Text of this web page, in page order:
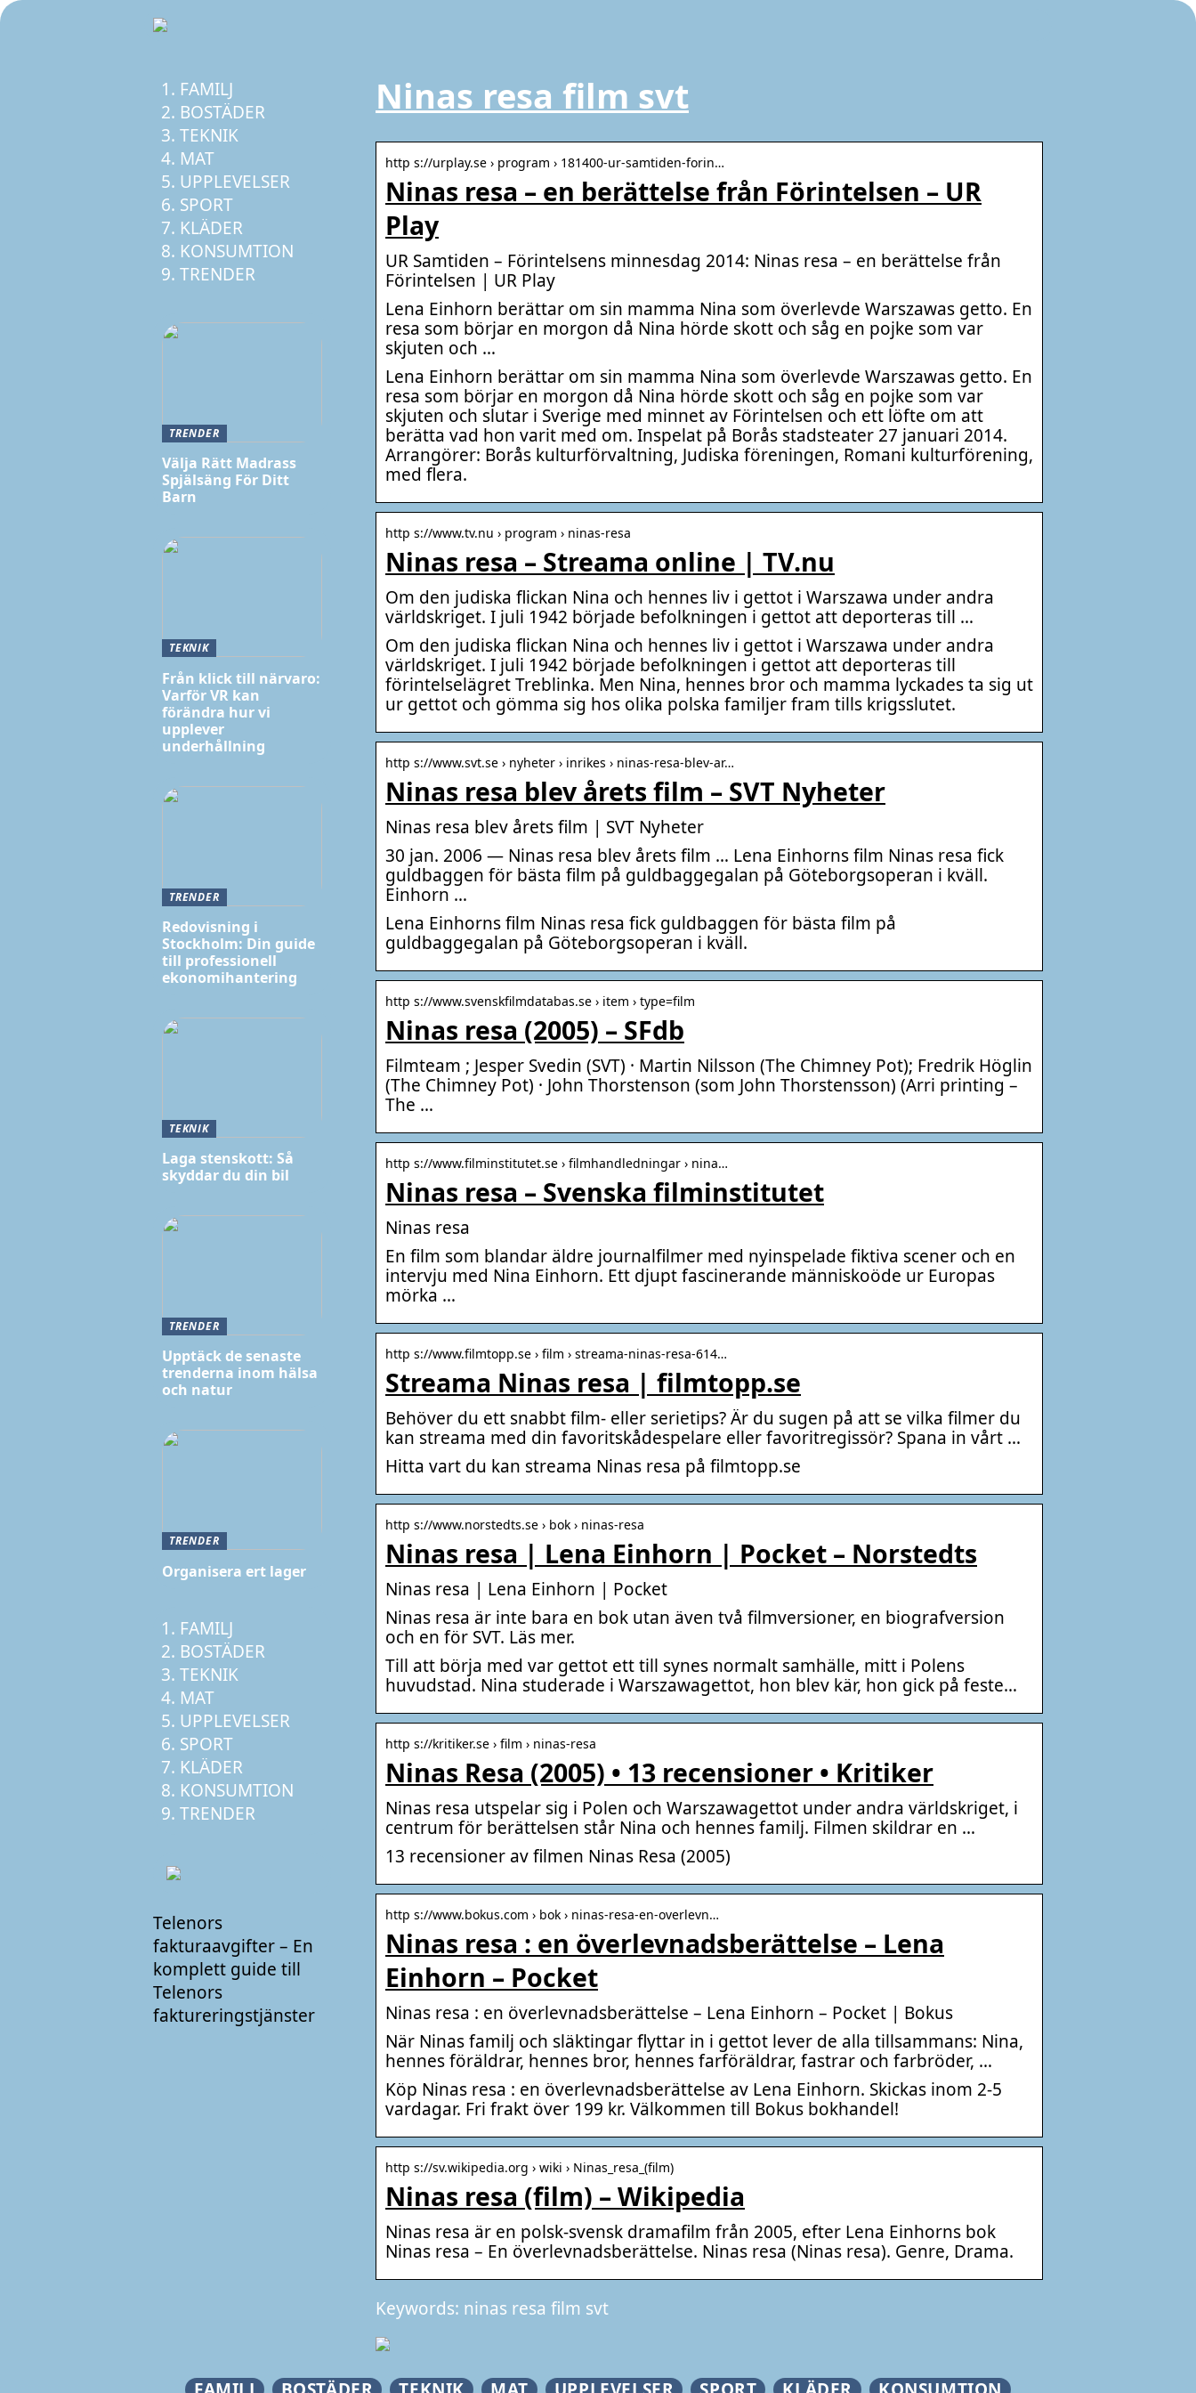
Ninas resa film svt
http s://urplay.se › program › 181400-ur-samtiden-forin…
Ninas resa – en berättelse från Förintelsen – UR
Play
UR Samtiden – Förintelsens minnesdag 2014: Ninas resa – en berättelse från
Förintelsen | UR Play
Lena Einhorn berättar om sin mamma Nina som överlevde Warszawas getto. En
resa som börjar en morgon då Nina hörde skott och såg en pojke som var
skjuten och …
Lena Einhorn berättar om sin mamma Nina som överlevde Warszawas getto. En
resa som börjar en morgon då Nina hörde skott och såg en pojke som var
skjuten och slutar i Sverige med minnet av Förintelsen och ett löfte om att
berätta vad hon varit med om. Inspelat på Borås stadsteater 27 januari 2014.
Arrangörer: Borås kulturförvaltning, Judiska föreningen, Romani kulturförening,
med flera.
http s://www.tv.nu › program › ninas-resa
Ninas resa – Streama online | TV.nu
Om den judiska flickan Nina och hennes liv i gettot i Warszawa under andra
världskriget. I juli 1942 började befolkningen i gettot att deporteras till …
Om den judiska flickan Nina och hennes liv i gettot i Warszawa under andra
världskriget. I juli 1942 började befolkningen i gettot att deporteras till
förintelselägret Treblinka. Men Nina, hennes bror och mamma lyckades ta sig ut
ur gettot och gömma sig hos olika polska familjer fram tills krigsslutet.
http s://www.svt.se › nyheter › inrikes › ninas-resa-blev-ar…
Ninas resa blev årets film – SVT Nyheter
Ninas resa blev årets film | SVT Nyheter
30 jan. 2006 — Ninas resa blev årets film … Lena Einhorns film Ninas resa fick
guldbaggen för bästa film på guldbaggegalan på Göteborgsoperan i kväll.
Einhorn …
Lena Einhorns film Ninas resa fick guldbaggen för bästa film på
guldbaggegalan på Göteborgsoperan i kväll.
http s://www.svenskfilmdatabas.se › item › type=film
Ninas resa (2005) – SFdb
Filmteam ; Jesper Svedin (SVT) · Martin Nilsson (The Chimney Pot); Fredrik Höglin
(The Chimney Pot) · John Thorstenson (som John Thorstensson) (Arri printing –
The …
http s://www.filminstitutet.se › filmhandledningar › nina…
Ninas resa – Svenska filminstitutet
Ninas resa
En film som blandar äldre journalfilmer med nyinspelade fiktiva scener och en
intervju med Nina Einhorn. Ett djupt fascinerande människoöde ur Europas
mörka …
http s://www.filmtopp.se › film › streama-ninas-resa-614…
Streama Ninas resa | filmtopp.se
Behöver du ett snabbt film- eller serietips? Är du sugen på att se vilka filmer du
kan streama med din favoritskådespelare eller favoritregissör? Spana in vårt …
Hitta vart du kan streama Ninas resa på filmtopp.se
http s://www.norstedts.se › bok › ninas-resa
Ninas resa | Lena Einhorn | Pocket – Norstedts
Ninas resa | Lena Einhorn | Pocket
Ninas resa är inte bara en bok utan även två filmversioner, en biografversion
och en för SVT. Läs mer.
Till att börja med var gettot ett till synes normalt samhälle, mitt i Polens
huvudstad. Nina studerade i Warszawagettot, hon blev kär, hon gick på feste…
http s://kritiker.se › film › ninas-resa
Ninas Resa (2005) • 13 recensioner • Kritiker
Ninas resa utspelar sig i Polen och Warszawagettot under andra världskriget, i
centrum för berättelsen står Nina och hennes familj. Filmen skildrar en …
13 recensioner av filmen Ninas Resa (2005)
http s://www.bokus.com › bok › ninas-resa-en-overlevn…
Ninas resa : en överlevnadsberättelse – Lena
Einhorn – Pocket
Ninas resa : en överlevnadsberättelse – Lena Einhorn – Pocket | Bokus
När Ninas familj och släktingar flyttar in i gettot lever de alla tillsammans: Nina,
hennes föräldrar, hennes bror, hennes farföräldrar, fastrar och farbröder, …
Köp Ninas resa : en överlevnadsberättelse av Lena Einhorn. Skickas inom 2-5
vardagar. Fri frakt över 199 kr. Välkommen till Bokus bokhandel!
http s://sv.wikipedia.org › wiki › Ninas_resa_(film)
Ninas resa (film) – Wikipedia
Ninas resa är en polsk-svensk dramafilm från 2005, efter Lena Einhorns bok
Ninas resa – En överlevnadsberättelse. Ninas resa (Ninas resa). Genre, Drama.
Keywords: ninas resa film svt
FAMILJ
BOSTÄDER
TEKNIK
MAT
UPPLEVELSER
SPORT
KLÄDER
KONSUMTION
TRENDER
TRENDER
Välja Rätt Madrass
Spjälsäng För Ditt
Barn
TEKNIK
Från klick till närvaro:
Varför VR kan
förändra hur vi
upplever
underhållning
TRENDER
Redovisning i
Stockholm: Din guide
till professionell
ekonomihantering
TEKNIK
Laga stenskott: Så
skyddar du din bil
TRENDER
Upptäck de senaste
trenderna inom hälsa
och natur
TRENDER
Organisera ert lager
FAMILJ
BOSTÄDER
TEKNIK
MAT
UPPLEVELSER
SPORT
KLÄDER
KONSUMTION
TRENDER
Telenors
fakturaavgifter – En
komplett guide till
Telenors
faktureringstjänster